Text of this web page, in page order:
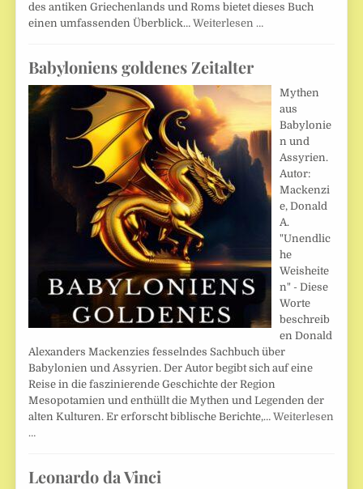
des antiken Griechenlands und Roms bietet dieses Buch
einen umfassenden Überblick…Weiterlesen …
Babyloniens goldenes Zeitalter
Mythen
aus
Babylonie
n und
Assyrien.
Autor:
Mackenzi
e, Donald
A.
"Unendlic
he
Weisheite
n" - Diese
Worte
beschreib
en Donald
Alexanders Mackenzies fesselndes Sachbuch über
Babylonien und Assyrien. Der Autor begibt sich auf eine
Reise in die faszinierende Geschichte der Region
Mesopotamien und enthüllt die Mythen und Legenden der
alten Kulturen. Er erforscht biblische Berichte,…Weiterlesen
…
Leonardo da Vinci